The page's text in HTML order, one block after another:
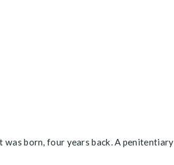
was born, four years back. A penitentiary